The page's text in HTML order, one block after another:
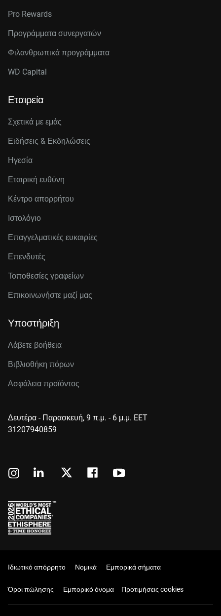
Pro Rewards
Προγράμματα συνεργατών
Φιλανθρωπικά προγράμματα
WD Capital
Εταιρεία
Σχετικά με εμάς
Ειδήσεις & Εκδηλώσεις
Ηγεσία
Εταιρική ευθύνη
Κέντρο απορρήτου
Ιστολόγιο
Επαγγελματικές ευκαιρίες
Επενδυτές
Τοποθεσίες γραφείων
Επικοινωνήστε μαζί μας
Υποστήριξη
Λάβετε βοήθεια
Βιβλιοθήκη πόρων
Ασφάλεια προϊόντος
Δευτέρα - Παρασκευή, 9 π.μ. - 6 μ.μ. EET
31207940859
Ιδιωτικό απόρρητο Νομικά Εμπορικά σήματα
Όροι πώλησης Εμπορικό όνομα Προτιμήσεις cookies